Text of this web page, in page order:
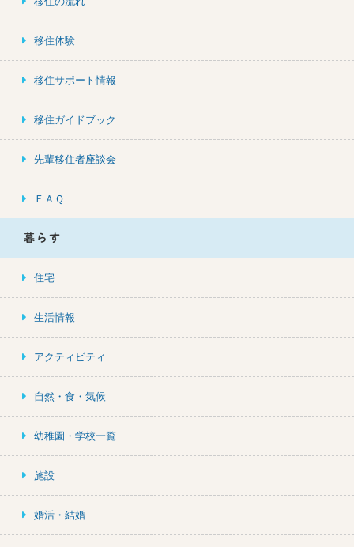
移住体験
移住サポート情報
移住ガイドブック
先輩移住者座談会
ＦＡＱ
暮らす
住宅
生活情報
アクティビティ
自然・食・気候
幼稚園・学校一覧
施設
婚活・結婚